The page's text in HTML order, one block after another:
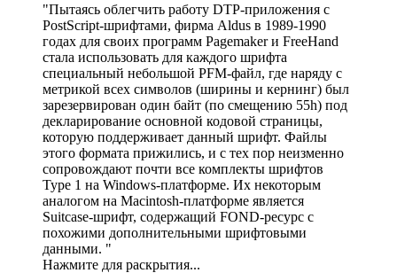
"Пытаясь облегчить работу DTP-приложения с
PostScript-шрифтами, фирма Aldus в 1989-1990
годах для своих программ Pagemaker и FreeHand
стала использовать для каждого шрифта
специальный небольшой PFM-файл, где наряду с
метрикой всех символов (ширины и кернинг) был
зарезервирован один байт (по смещению 55h) под
декларирование основной кодовой страницы,
которую поддерживает данный шрифт. Файлы
этого формата прижились, и с тех пор неизменно
сопровождают почти все комплекты шрифтов
Type 1 на Windows-платформе. Их некоторым
аналогом на Macintosh-платформе является
Suitcase-шрифт, содержащий FOND-ресурс с
похожими дополнительными шрифтовыми
данными. "
Нажмите для раскрытия...